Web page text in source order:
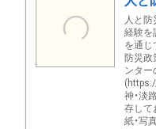
人と防
経験を
を通じ
防災政
ンター
神・淡
存して
紙・写